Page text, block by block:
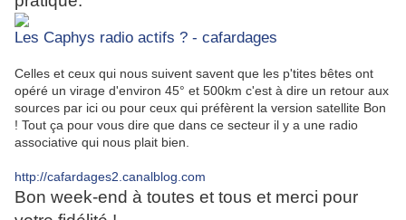
Les Caphys radio actifs ? - cafardages
Celles et ceux qui nous suivent savent que les p'tites bêtes ont
opéré un virage d'environ 45° et 500km c'est à dire un retour aux
sources par ici ou pour ceux qui préfèrent la version satellite Bon
! Tout ça pour vous dire que dans ce secteur il y a une radio
associative qui nous plait bien.
http://cafardages2.canalblog.com
Bon week-end à toutes et tous et merci pour